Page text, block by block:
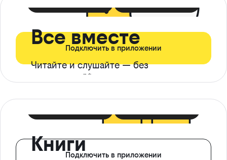
Все вместе
Читайте и слушайте — без
ограничений*
Подключить в приложении
КнигиПодключить в приложении